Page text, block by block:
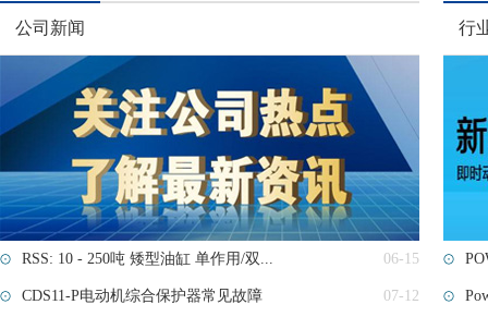
公司新闻
RSS: 10 - 250吨 矮型油缸 单作用/双... 06-15
CDS11-P电动机综合保护器常见故障 07-12
行